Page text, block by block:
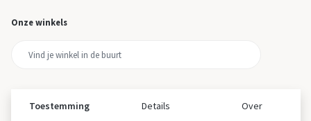
Onze winkels
Toestemming Details Over